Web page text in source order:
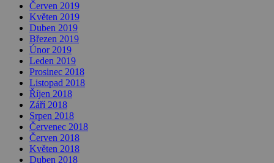
Červen 2019
Květen 2019
Duben 2019
Březen 2019
Únor 2019
Leden 2019
Prosinec 2018
Listopad 2018
Říjen 2018
Září 2018
Srpen 2018
Červenec 2018
Červen 2018
Květen 2018
Duben 2018